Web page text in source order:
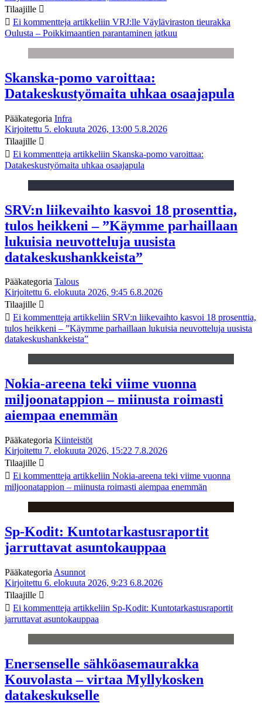
Tilaajille
Ei kommentteja artikkeliin VRJ:lle Väyläviraston tieurakka
Oulusta – Poikkimaantien parantaminen jatkuu
Skanska-pomo varoittaa:
Datakeskustyömaita uhkaa osaajapula
Pääkategoria Infra
Kirjoitettu 5. elokuuta 2026, 13:00 5.8.2026
Tilaajille
Ei kommentteja artikkeliin Skanska-pomo varoittaa:
Datakeskustyömaita uhkaa osaajapula
SRV:n liikevaihto kasvoi 18 prosenttia,
tulos heikkeni – ”Käymme parhaillaan
lukuisia neuvotteluja uusista
datakeskushankkeista”
Pääkategoria Talous
Kirjoitettu 6. elokuuta 2026, 9:45 6.8.2026
Tilaajille
Ei kommentteja artikkeliin SRV:n liikevaihto kasvoi 18 prosenttia,
tulos heikkeni – ”Käymme parhaillaan lukuisia neuvotteluja uusista
datakeskushankkeista”
Nokia-areena teki viime vuonna
miljoonatappion – miinusta roimasti
aiempaa enemmän
Pääkategoria Kiinteistöt
Kirjoitettu 7. elokuuta 2026, 15:22 7.8.2026
Tilaajille
Ei kommentteja artikkeliin Nokia-areena teki viime vuonna
miljoonatappion – miinusta roimasti aiempaa enemmän
Sp-Kodit: Kuntotarkastusraportit
jarruttavat asuntokauppaa
Pääkategoria Asunnot
Kirjoitettu 6. elokuuta 2026, 9:23 6.8.2026
Tilaajille
Ei kommentteja artikkeliin Sp-Kodit: Kuntotarkastusraportit
jarruttavat asuntokauppaa
Enersenselle sähköasemaurakka
Kouvolasta – virtaa Myllykosken
datakeskukselle